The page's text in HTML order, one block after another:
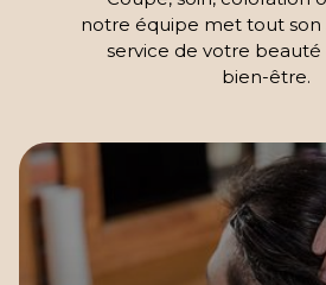
notre équipe met tout son
service de votre
bien-être.